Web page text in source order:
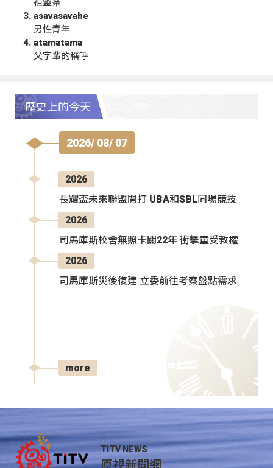
祖靈祭
asavasavahe
男性青年
atamatama
父字輩的稱呼
歷史上的今天
2026/ 08/ 07
2026
長耀盃未來聯盟開打 UBA和SBL同場競技
2026
司馬庫斯校舍無照卡關22年 衝擊童受教權
2026
司馬庫斯災後復建 立委前往考察盤點需求
more
TITV NEWS
原視新聞網